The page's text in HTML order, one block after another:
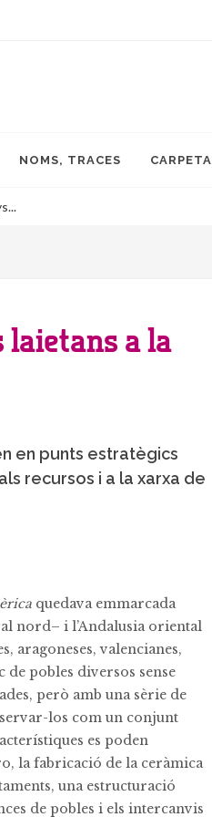
NOMS, TRACES CARPETA
laietans a la
en punts estratègics
recursos i a la xarxa de
quedava emmarcada
nord– i l’Andalusia oriental
aragoneses, valencianes,
de pobles diversos sense
però amb una sèrie de
los com un conjunt
es poden
la fabricació de la ceràmica
una estructuració
de pobles i els intercanvis